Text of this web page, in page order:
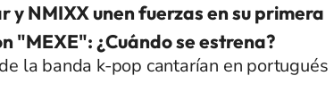
y NMIXX unen fuerzas en su primera
"MEXE": ¿Cuándo se estrena?
la banda k-pop cantarían en portugués